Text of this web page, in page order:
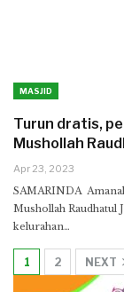
MASJID
Turun dratis,
Mushollah
Apr 23, 2023
SAMARINDA
Mushollah Raudhatul
kelurahan…
1 2 NEXT